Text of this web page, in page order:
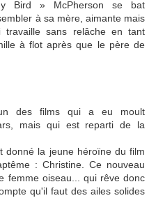
Bird » McPherson se bat
à sa mère, aimante mais
sans relâche en tant
à flot après que le père de
des films qui a eu moult
mais qui est reparti de la
donné la jeune héroïne du film
: Christine. Ce nouveau
femme oiseau... qui rêve donc
qu'il faut des ailes solides